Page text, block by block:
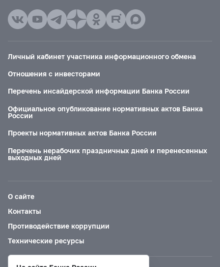
Личный кабинет участника информационного обмена
Отношения с инвесторами
Перечень инсайдерской информации Банка России
Официальное опубликование нормативных актов Банка
России
Проекты нормативных актов Банка России
Перечень нерабочих праздничных дней и перенесенных
выходных дней
О сайте
Контакты
Противодействие коррупции
Технические ресурсы